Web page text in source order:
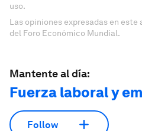
uso.
Las opiniones expresadas en
del Foro Económico Mundial.
Mantente al día:
Fuerza laboral y
Follow